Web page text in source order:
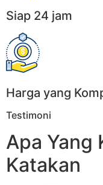
Siap 24 jam
Harga yang
Testimoni
Apa Yang
Katakan